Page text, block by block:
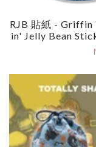
RJB 貼紙 - Griffin
In' Jelly Bean